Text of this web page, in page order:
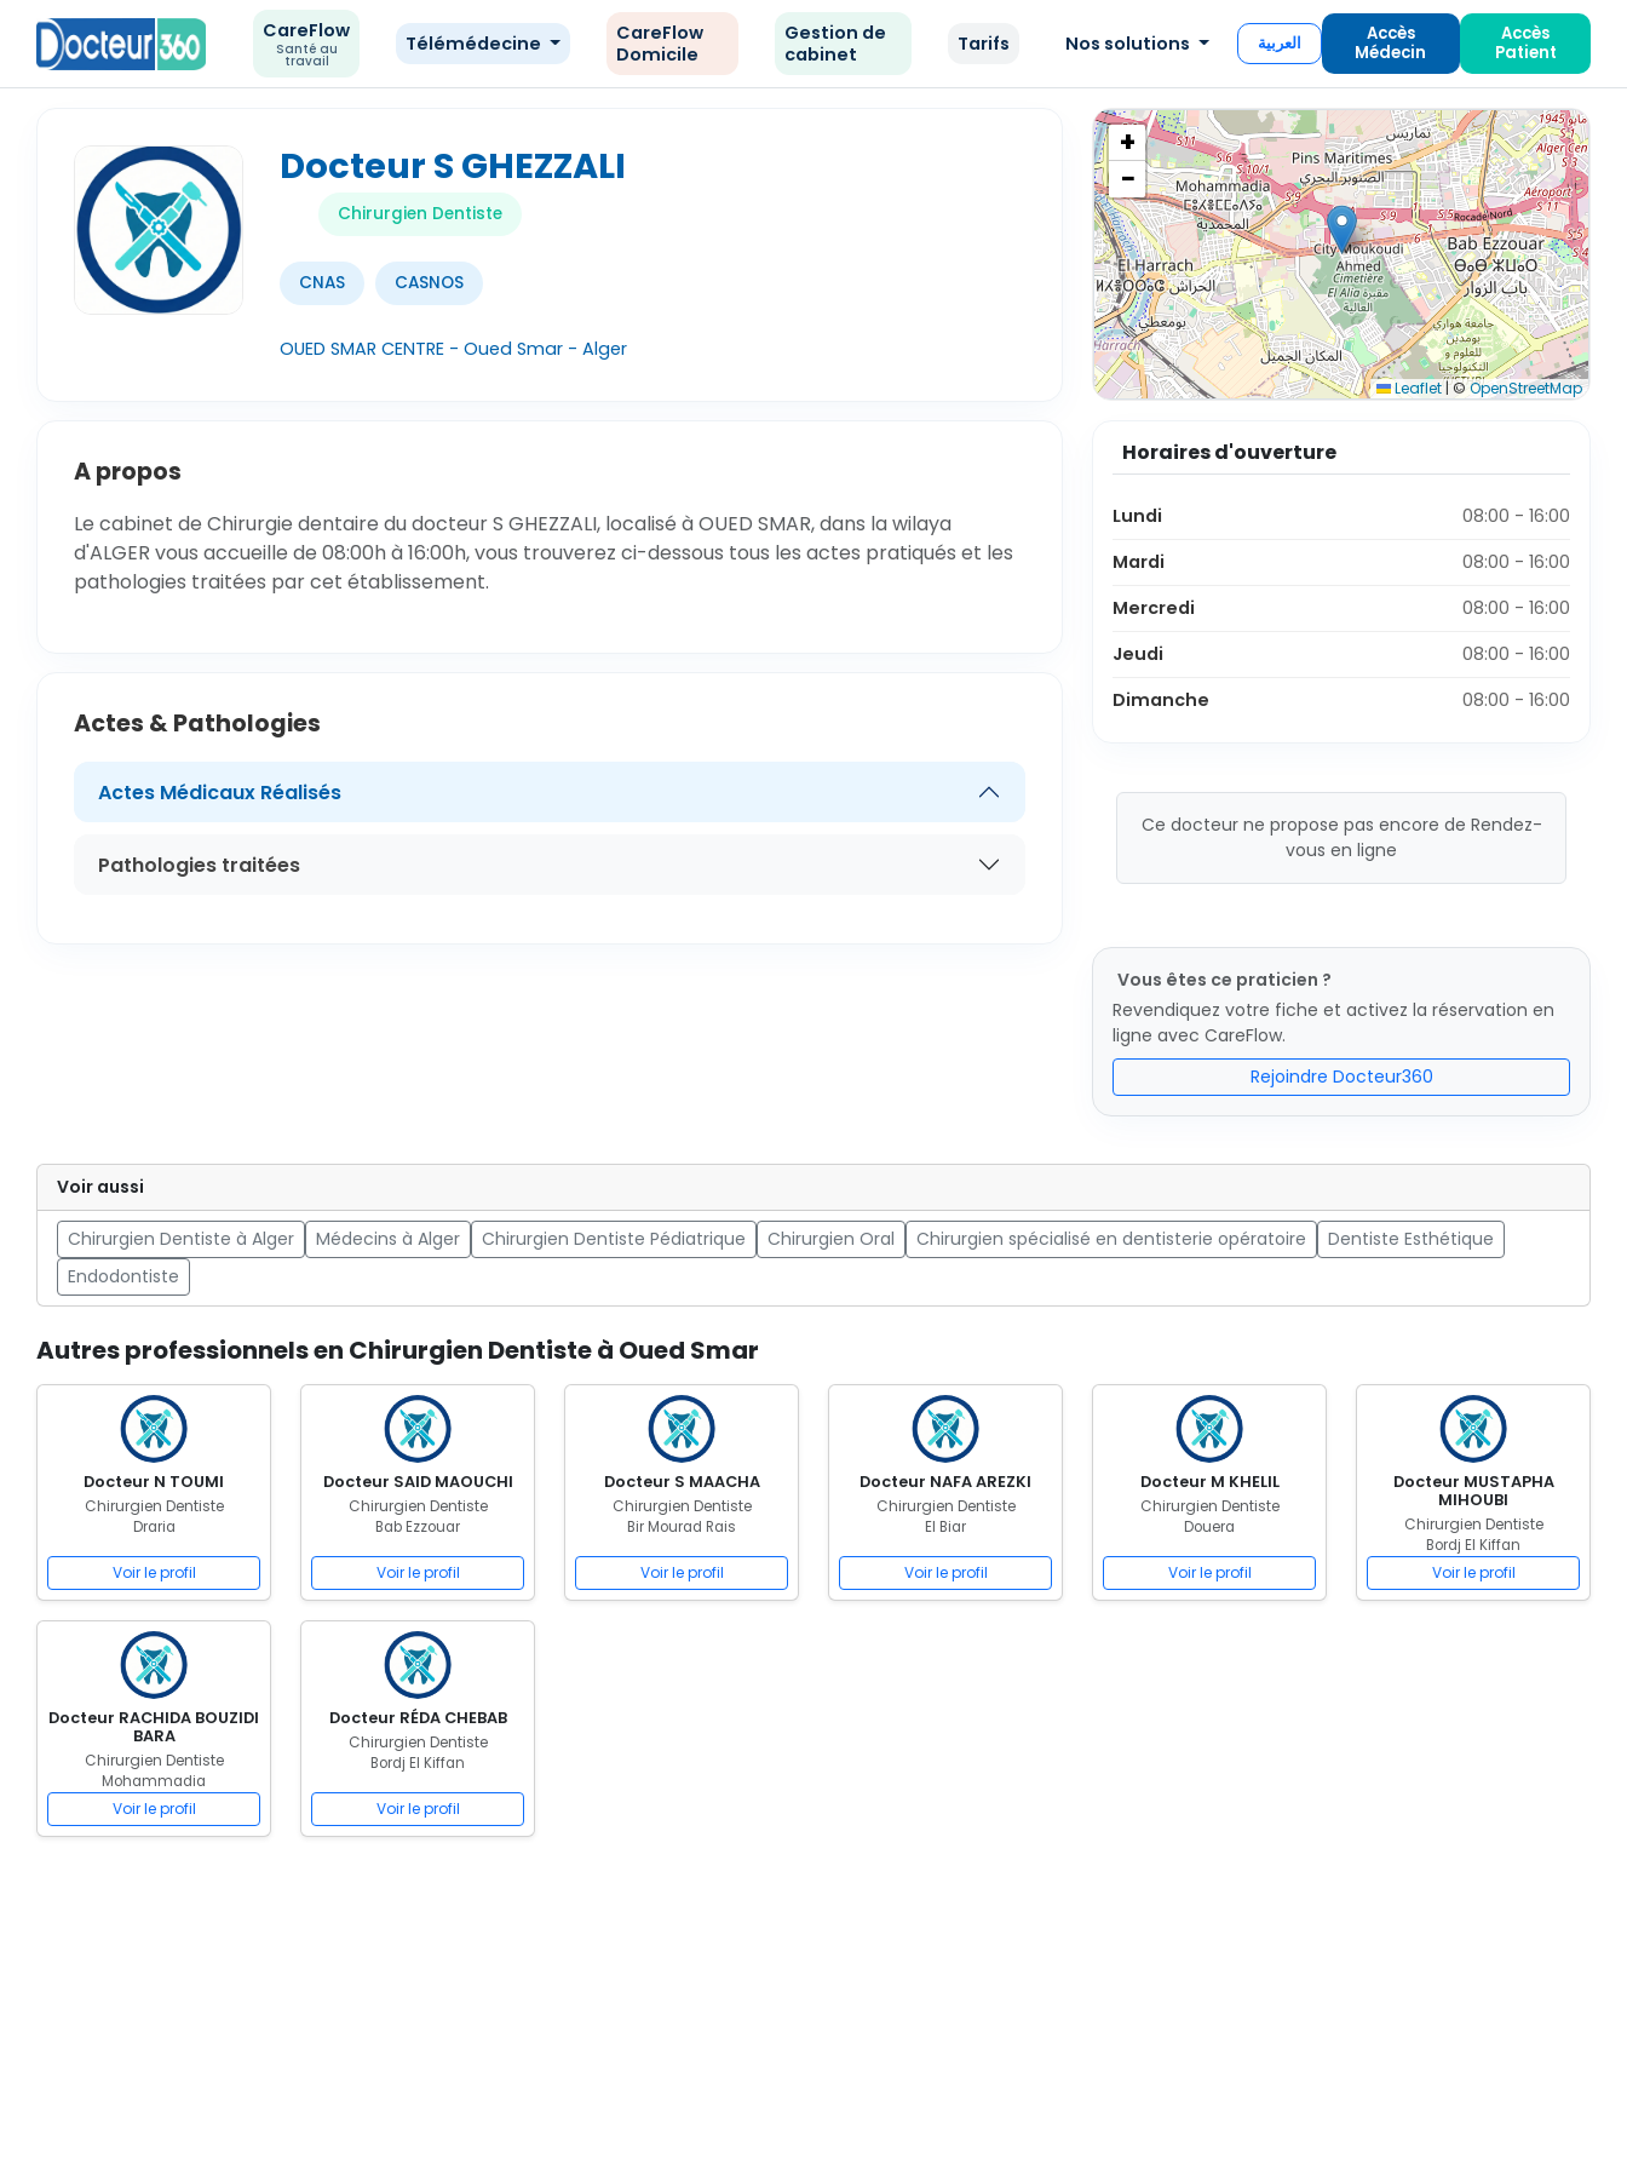
CareFlow
Santé au
travail
Télémédecine
CareFlow
Domicile
Gestion de
cabinet
Tarifs Nos solutions العربية
Accès
Médecin
Accès
Patient
Docteur S GHEZZALI
Chirurgien Dentiste
CNAS CASNOS
OUED SMAR CENTRE - Oued Smar - Alger
+
−
Leaflet |©OpenStreetMap
A propos
Le cabinet de Chirurgie dentaire du docteur S GHEZZALI, localisé à OUED SMAR, dans la wilaya
d'ALGER vous accueille de 08:00h à 16:00h, vous trouverez ci-dessous tous les actes pratiqués et les
pathologies traitées par cet établissement.
Actes & Pathologies
Actes Médicaux Réalisés
Pathologies traitées
Horaires d'ouverture
Lundi
08:00 - 16:00
Mardi
08:00 - 16:00
Mercredi
08:00 - 16:00
Jeudi
08:00 - 16:00
Dimanche
08:00 - 16:00
Ce docteur ne propose pas encore de Rendez-
vous en ligne
Vous êtes ce praticien ?
Revendiquez votre fiche et activez la réservation en
ligne avec CareFlow.
Rejoindre Docteur360
Voir aussi
Chirurgien Dentiste à Alger Médecins à Alger Chirurgien Dentiste Pédiatrique Chirurgien Oral Chirurgien spécialisé en dentisterie opératoire
Dentiste Esthétique
Endodontiste
Autres professionnels en Chirurgien Dentiste à Oued Smar
Docteur N TOUMI
Chirurgien Dentiste
Draria
Voir le profil
Docteur SAID MAOUCHI
Chirurgien Dentiste
Bab Ezzouar
Voir le profil
Docteur S MAACHA
Chirurgien Dentiste
Bir Mourad Rais
Voir le profil
Docteur NAFA AREZKI
Chirurgien Dentiste
El Biar
Voir le profil
Docteur M KHELIL
Chirurgien Dentiste
Douera
Voir le profil
Docteur MUSTAPHA
MIHOUBI
Chirurgien Dentiste
Bordj El Kiffan
Voir le profil
Docteur RACHIDA BOUZIDI
BARA
Chirurgien Dentiste
Mohammadia
Voir le profil
Docteur RÉDA CHEBAB
Chirurgien Dentiste
Bordj El Kiffan
Voir le profil